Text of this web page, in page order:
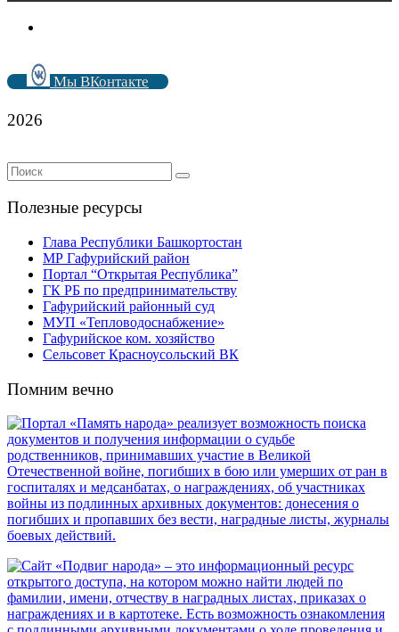
Мы ВКонтакте
2026
Полезные ресурсы
Глава Республики Башкортостан
МР Гафурийский район
Портал “Открытая Республика”
ГК РБ по предпринимательству
Гафурийский районный суд
МУП «Тепловодоснабжение»
Гафурийское ком. хозяйство
Сельсовет Красноусольский ВК
Помним вечно